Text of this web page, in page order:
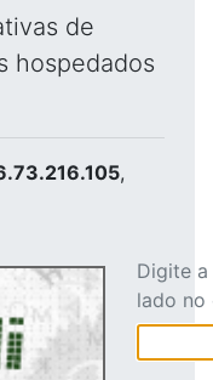
de
hospedados
,
Digite
lado no